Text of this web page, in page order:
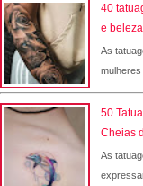
40
e
As
50
Cheias
As